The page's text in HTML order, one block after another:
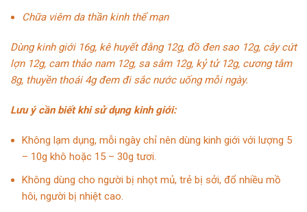
Chữa viêm da thần kinh thể mạn
Dùng kinh giới 16g, kê huyết đằng 12g, đồ đen sao 12g, cây cứt
lợn 12g, cam thảo nam 12g, sa sâm 12g, kỷ tử 12g, cương tằm
8g, thuyền thoái4g đem đi sắc nước uống mỗi ngày.
Lưu ý cần biết khi sử dụng kinh giới:
Không lạm dụng, mỗi ngày chỉ nên dùng kinh giới với lượng 5
– 10g khô hoặc 15 – 30g tươi.
Không dùng cho người bị nhọt mủ, trẻ bị sởi, đổ nhiều mồ
hôi, người bị nhiệt cao.